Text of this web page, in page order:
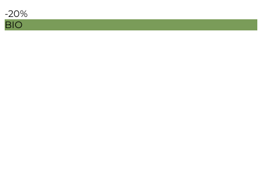
-20%
BIO